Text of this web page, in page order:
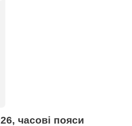
часові пояси